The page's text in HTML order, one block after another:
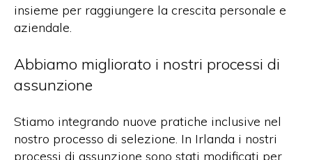
insieme per raggiungere la crescita personale e
aziendale.
Abbiamo migliorato i nostri processi di
assunzione
Stiamo integrando nuove pratiche inclusive nel
nostro processo di selezione. In Irlanda i nostri
processi di assunzione sono stati modificati per